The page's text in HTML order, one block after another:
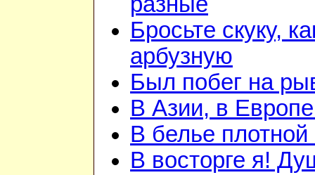
Бросьте скуку,
арбузную
Был побег на
В Азии, в
В белье плотной
В восторге я!